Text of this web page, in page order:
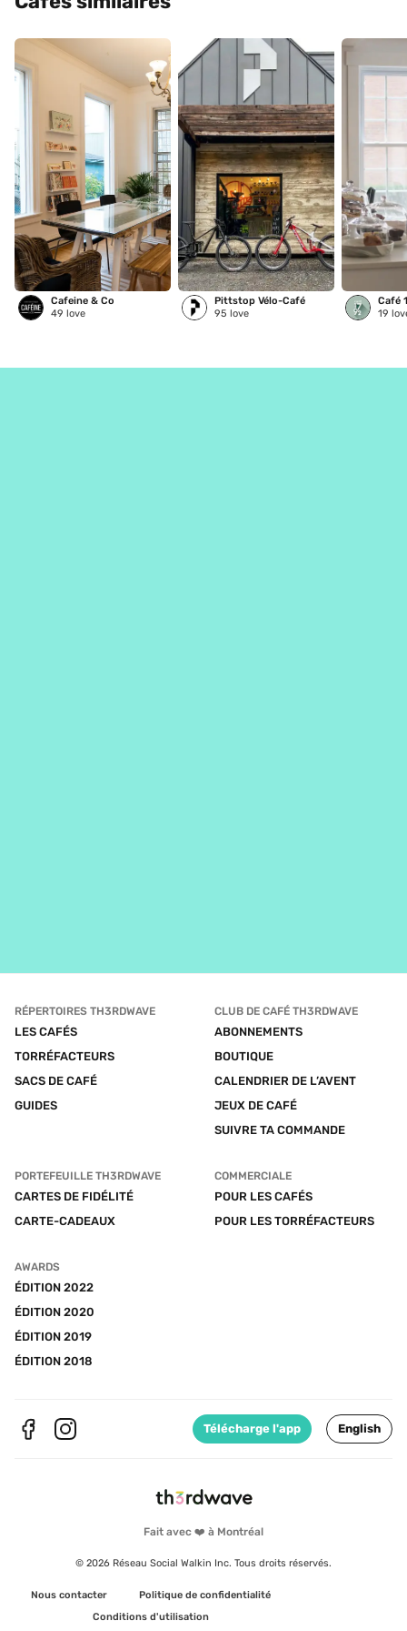
Cafeine & Co
49 love
Pittstop Vélo-Café
95 love
Café
19
Fait avec ❤️ à Montréal
© 2026 Réseau Social Walkin Inc. Tous droits réservés.
Nous contacter
Politique de confidentialité
Conditions d'utilisation
RÉPERTOIRES TH3RDWAVE
LES CAFÉS
TORRÉFACTEURS
SACS DE CAFÉ
GUIDES
CLUB DE CAFÉ TH3RDWAVE
ABONNEMENTS
BOUTIQUE
CALENDRIER DE L’AVENT
JEUX DE CAFÉ
SUIVRE TA COMMANDE
PORTEFEUILLE TH3RDWAVE
CARTES DE FIDÉLITÉ
CARTE-CADEAUX
COMMERCIALE
POUR LES CAFÉS
POUR LES TORRÉFACTEURS
AWARDS
ÉDITION 2022
ÉDITION 2020
ÉDITION 2019
ÉDITION 2018
Télécharge l'app English